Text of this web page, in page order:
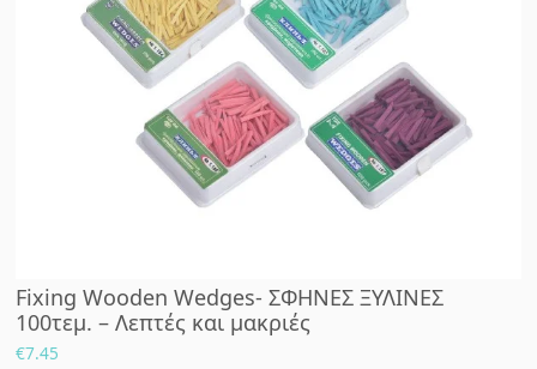
Fixing Wooden Wedges- ΣΦΗΝΕΣ ΞΥΛΙΝΕΣ
100τεμ. – Λεπτές και μακριές
€7.45